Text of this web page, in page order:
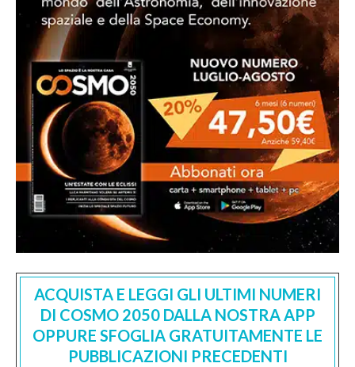
ACQUISTA E LEGGI GLI ULTIMI NUMERI
DI COSMO 2050 DALLA NOSTRA APP
OPPURE SFOGLIA GRATUITAMENTE LE
PUBBLICAZIONI PRECEDENTI